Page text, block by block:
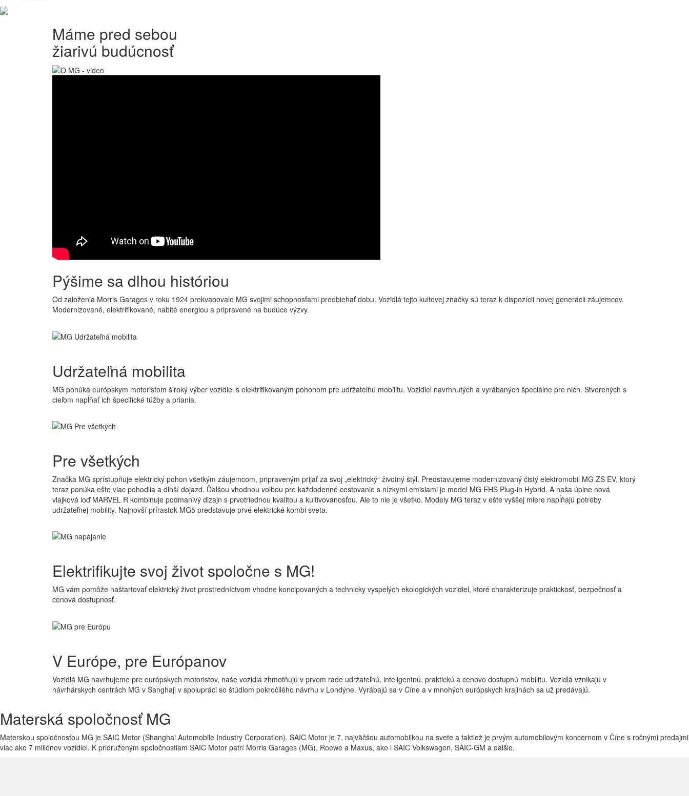
Máme pred sebou
žiarivú budúcnosť
Pýšime sa dlhou históriou
Od založenia Morris Garages v roku 1924 prekvapovalo MG svojimi schopnosťami predbiehať dobu. Vozidlá tejto kultovej značky sú teraz k dispozícii novej generácii záujemcov.
Modernizované, elektrifikované, nabité energiou a pripravené na budúce výzvy.
Udržateľná mobilita
MG ponúka európskym motoristom široký výber vozidiel s elektrifikovaným pohonom pre udržateľnú mobilitu. Vozidiel navrhnutých a vyrábaných špeciálne pre nich. Stvorených s
cieľom napĺňať ich špecifické túžby a priania.
Pre všetkých
Značka MG sprístupňuje elektrický pohon všetkým záujemcom, pripraveným prijať za svoj „elektrický“ životný štýl. Predstavujeme modernizovaný čistý elektromobil MG ZS EV, ktorý
teraz ponúka ešte viac pohodlia a dlhší dojazd. Ďalšou vhodnou voľbou pre každodenné cestovanie s nízkymi emisiami je model MG EHS Plug-in Hybrid. A naša úplne nová
vlajková loď MARVEL R kombinuje podmanivý dizajn s prvotriednou kvalitou a kultivovanosťou. Ale to nie je všetko. Modely MG teraz v ešte vyššej miere napĺňajú potreby
udržateľnej mobility. Najnovší prírastok MG5 predstavuje prvé elektrické kombi sveta.
Elektrifikujte svoj život spoločne s MG!
MG vám pomôže naštartovať elektrický život prostredníctvom vhodne koncipovaných a technicky vyspelých ekologických vozidiel, ktoré charakterizuje praktickosť, bezpečnosť a
cenová dostupnosť.
V Európe, pre Európanov
Vozidlá MG navrhujeme pre európskych motoristov, naše vozidlá zhmotňujú v prvom rade udržateľnú, inteligentnú, praktickú a cenovo dostupnú mobilitu. Vozidlá vznikajú v
návrhárskych centrách MG v Šanghaji v spolupráci so štúdiom pokročilého návrhu v Londýne. Vyrábajú sa v Číne a v mnohých európskych krajinách sa už predávajú.
Materská spoločnosť MG
Materskou spoločnosťou MG je SAIC Motor (Shanghai Automobile Industry Corporation). SAIC Motor je 7. najväčšou automobilkou na svete a taktiež je prvým automobilovým koncernom v Číne s ročnými predajmi
viac ako 7 miliónov vozidiel. K pridruženým spoločnostiam SAIC Motor patrí Morris Garages (MG), Roewe a Maxus, ako i SAIC Volkswagen, SAIC-GM a ďalšie.